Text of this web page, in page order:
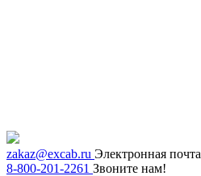
zakaz@excab.ru Электронная почта
8-800-201-2261 Звоните нам!